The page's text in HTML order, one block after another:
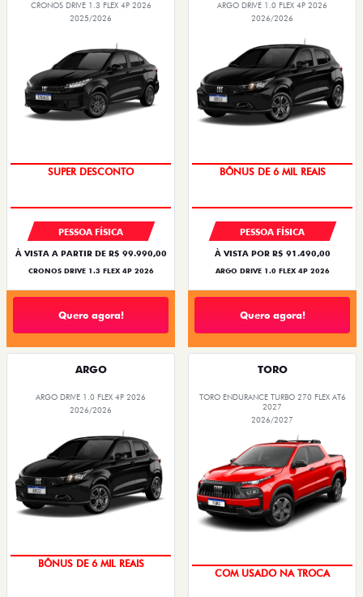
CRONOS DRIVE 1.3 FLEX 4P 2026
2025/2026
SUPER DESCONTO
PESSOA FÍSICA
À VISTA A PARTIR DE R$ 99.990,00
CRONOS DRIVE 1.3 FLEX 4P 2026
Quero agora!
ARGO DRIVE 1.0 FLEX 4P 2026
2026/2026
BÔNUS DE 6 MIL REAIS
PESSOA FÍSICA
À VISTA POR R$ 91.490,00
ARGO DRIVE 1.0 FLEX 4P 2026
Quero agora!
ARGO
ARGO DRIVE 1.0 FLEX 4P 2026
2026/2026
BÔNUS DE 6 MIL REAIS
TORO
TORO ENDURANCE TURBO 270 FLEX AT6
2027
2026/2027
COM USADO NA TROCA